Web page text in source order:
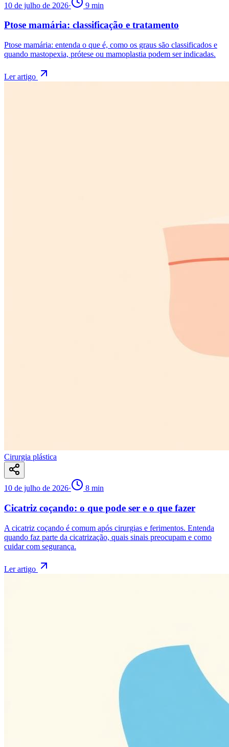
10 de julho de 2026· 9 min
Ptose mamária: classificação e tratamento
Ptose mamária: entenda o que é, como os graus são classificados e
quando mastopexia, prótese ou mamoplastia podem ser indicadas.
Ler artigo
Cirurgia plástica
10 de julho de 2026· 8 min
Cicatriz coçando: o que pode ser e o que fazer
A cicatriz coçando é comum após cirurgias e ferimentos. Entenda
quando faz parte da cicatrização, quais sinais preocupam e como
cuidar com segurança.
Ler artigo